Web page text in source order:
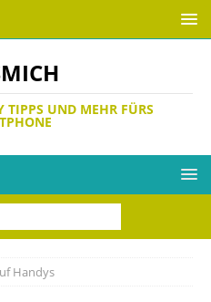
TIPPS UND MEHR FÜRS
Handys